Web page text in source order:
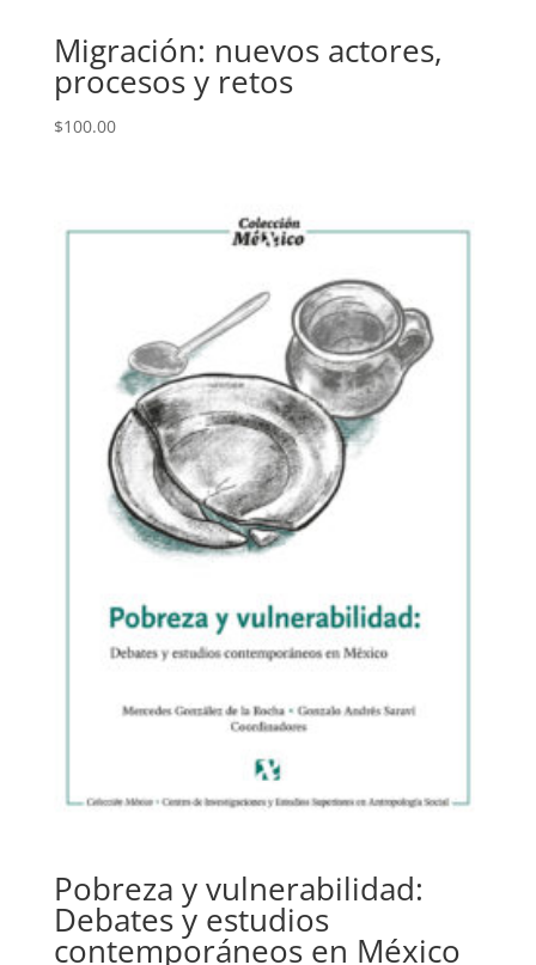
Migración: nuevos actores,
procesos y retos
$100.00
Pobreza y vulnerabilidad:
Debates y estudios
contemporáneos en México